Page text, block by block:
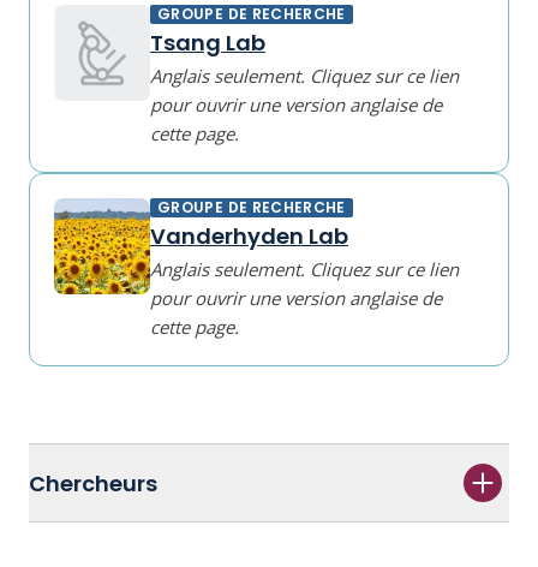
GROUPE DE RECHERCHE
Tsang Lab
Anglais seulement. Cliquez sur ce lien
pour ouvrir une version anglaise de
cette page.
GROUPE DE RECHERCHE
Vanderhyden Lab
Anglais seulement. Cliquez sur ce lien
pour ouvrir une version anglaise de
cette page.
Chercheurs